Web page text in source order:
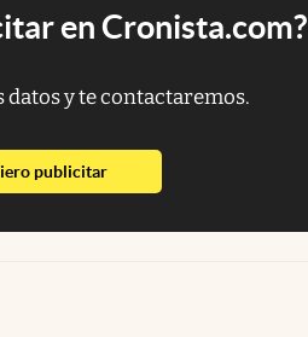
en Cronista.com?
y te contactaremos.
publicitarabre en nueva pestaña